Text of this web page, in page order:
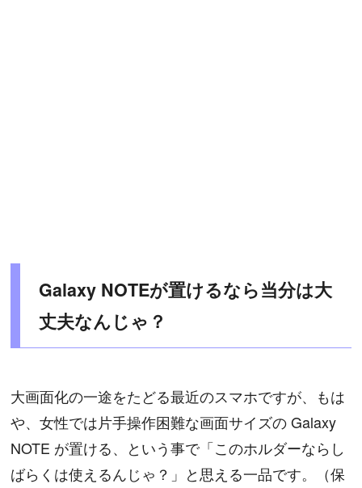
Galaxy NOTEが置けるなら当分は大
丈夫なんじゃ？
大画面化の一途をたどる最近のスマホですが、もは
や、女性では片手操作困難な画面サイズの Galaxy
NOTE が置ける、という事で「このホルダーならし
ばらくは使えるんじゃ？」と思える一品です。（保